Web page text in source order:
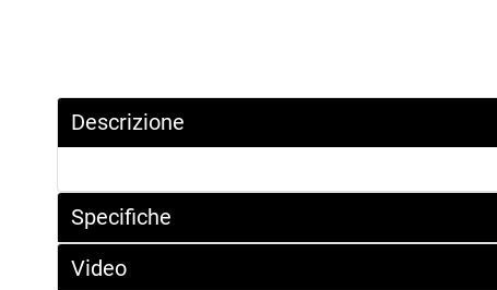
Descrizione
Specifiche
Video